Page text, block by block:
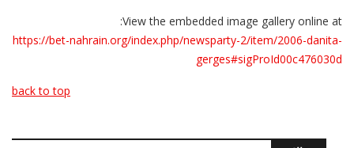
View the embedded image gallery online at:
https://bet-nahrain.org/index.php/newsparty-2/item/2006-danita-
gerges#sigProId00c476030d
back to top